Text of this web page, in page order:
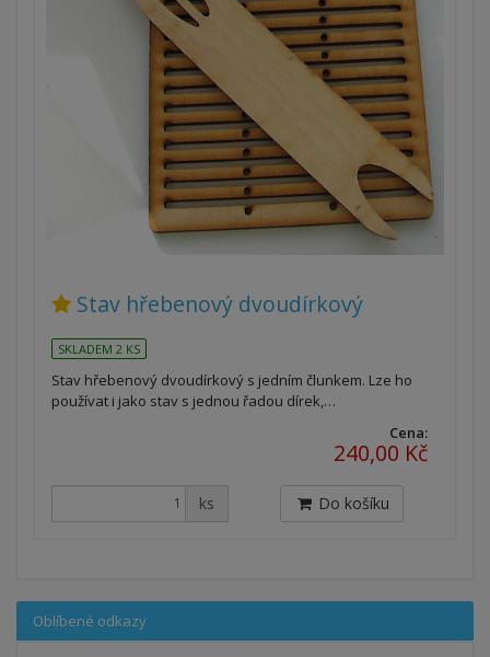
Stav hřebenový dvoudírkový
SKLADEM 2 KS
Stav hřebenový dvoudírkový s jedním člunkem. Lze ho
používat i jako stav s jednou řadou dírek,…
Cena:
240,00 Kč
ks Do košíku
Oblíbené odkazy